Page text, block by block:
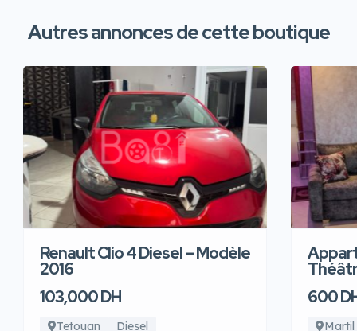
Autres annonces de cette boutique
Renault Clio 4 Diesel – Modèle
2016
103,000 DH
Tetouan Diesel
600
Martil